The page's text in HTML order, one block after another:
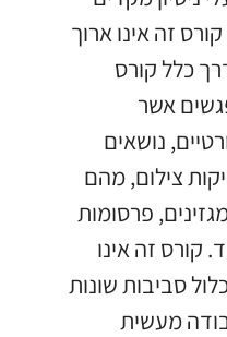
זה אינו ארוך
כלל קורס
יכלול כ10-15 מפגשים אשר
נושאים
צילום, מהם
פרסומות
קורס זה אינו
סביבות שונות
מעשית